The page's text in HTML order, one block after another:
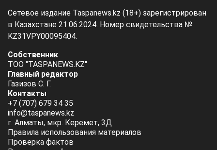
Сетевое издание Taspanews.kz (18+) зарегистрирован
в Казахстане 21.06.2024. Номер свидетельства №
KZ31VPY00095404.
Собственник
ТОО "TASPANEWS.KZ"
Главный редактор
Газизов С. Г.
Контакты
+7 (707) 679 34 35
info@taspanews.kz
г. Алматы, мкр. Керемет, 3Д
Правила использования материалов
Проверка фактов